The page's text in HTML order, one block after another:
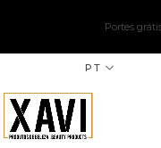
Portes
PT